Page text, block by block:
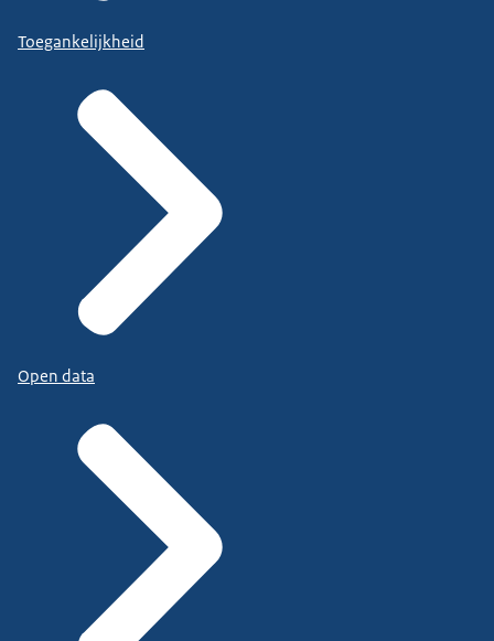
Toegankelijkheid
Open data